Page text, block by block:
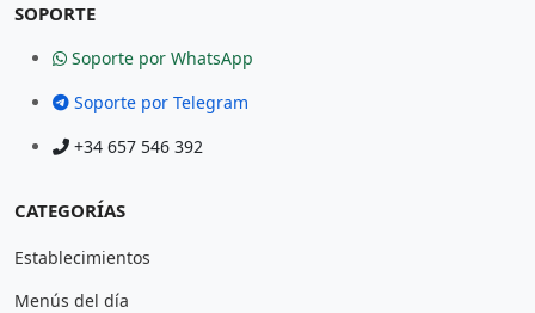
SOPORTE
Soporte por WhatsApp
Soporte por Telegram
+34 657 546 392
CATEGORÍAS
Establecimientos
Menús del día